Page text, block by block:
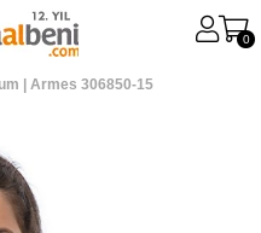
0
| Armes 306850-15